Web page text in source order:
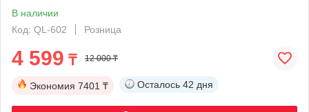
В наличии
Код: QL-602
Розница
4 599 ₸ 12 000 ₸
Экономия 7401 ₸ Осталось 42 дня